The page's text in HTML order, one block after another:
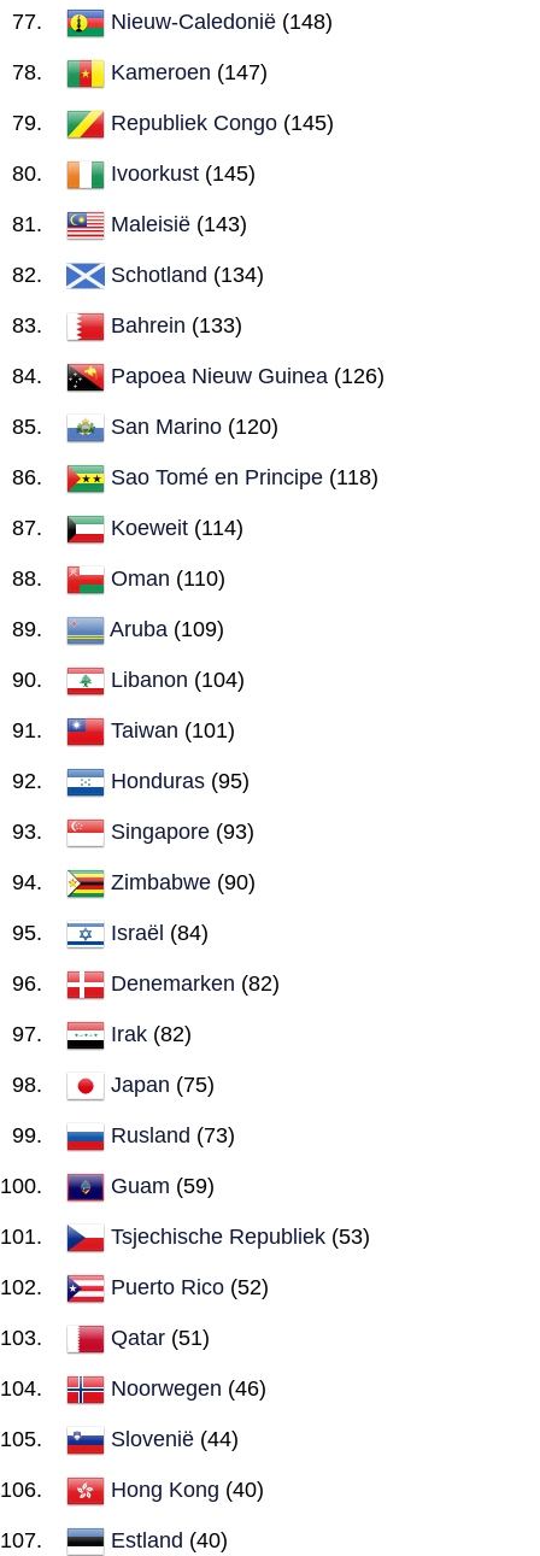
Nieuw-Caledonië (148)
Kameroen (147)
Republiek Congo (145)
Ivoorkust (145)
Maleisië (143)
Schotland (134)
Bahrein (133)
Papoea Nieuw Guinea (126)
San Marino (120)
Sao Tomé en Principe (118)
Koeweit (114)
Oman (110)
Aruba (109)
Libanon (104)
Taiwan (101)
Honduras (95)
Singapore (93)
Zimbabwe (90)
Israël (84)
Denemarken (82)
Irak (82)
Japan (75)
Rusland (73)
Guam (59)
Tsjechische Republiek (53)
Puerto Rico (52)
Qatar (51)
Noorwegen (46)
Slovenië (44)
Hong Kong (40)
Estland (40)